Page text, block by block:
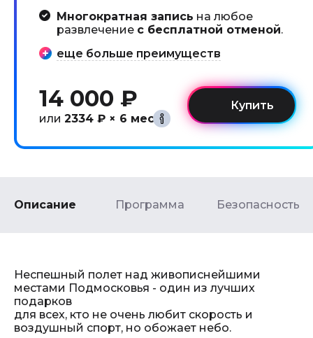
Многократная запись на любое
развлечение с бесплатной отменой.
еще больше преимуществ
14 000 ₽
или 2334 ₽ × 6 мес
Описание Программа Безопасность
Неспешный полет над живописнейшими
местами Подмосковья - один из лучших
подарков
для всех, кто не очень любит скорость и
воздушный спорт, но обожает небо.